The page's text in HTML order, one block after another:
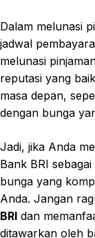
Dalam melunasi
jadwal
melunasi
reputasi yang
masa depan,
dengan bunga
Jadi, jika Anda
Bank BRI
bunga yang
Anda. Jangan
BRI dan
ditawarkan oleh